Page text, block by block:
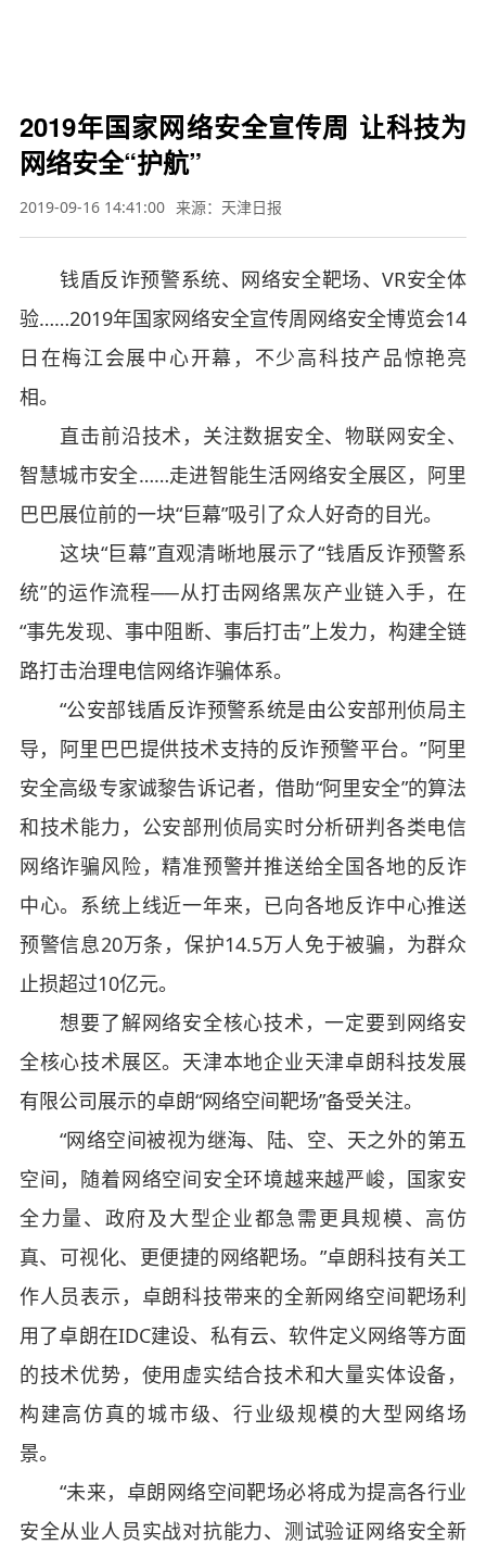
2019年国家网络安全宣传周 让科技为
网络安全“护航”
2019-09-16 14:41:00 来源：天津日报
钱盾反诈预警系统、网络安全靶场、VR安全体
验……2019年国家网络安全宣传周网络安全博览会14
日在梅江会展中心开幕，不少高科技产品惊艳亮
相。
直击前沿技术，关注数据安全、物联网安全、
智慧城市安全……走进智能生活网络安全展区，阿里
巴巴展位前的一块“巨幕”吸引了众人好奇的目光。
这块“巨幕”直观清晰地展示了“钱盾反诈预警系
统”的运作流程──从打击网络黑灰产业链入手，在
“事先发现、事中阻断、事后打击”上发力，构建全链
路打击治理电信网络诈骗体系。
“公安部钱盾反诈预警系统是由公安部刑侦局主
导，阿里巴巴提供技术支持的反诈预警平台。”阿里
安全高级专家诚黎告诉记者，借助“阿里安全”的算法
和技术能力，公安部刑侦局实时分析研判各类电信
网络诈骗风险，精准预警并推送给全国各地的反诈
中心。系统上线近一年来，已向各地反诈中心推送
预警信息20万条，保护14.5万人免于被骗，为群众
止损超过10亿元。
想要了解网络安全核心技术，一定要到网络安
全核心技术展区。天津本地企业天津卓朗科技发展
有限公司展示的卓朗“网络空间靶场”备受关注。
“网络空间被视为继海、陆、空、天之外的第五
空间，随着网络空间安全环境越来越严峻，国家安
全力量、政府及大型企业都急需更具规模、高仿
真、可视化、更便捷的网络靶场。”卓朗科技有关工
作人员表示，卓朗科技带来的全新网络空间靶场利
用了卓朗在IDC建设、私有云、软件定义网络等方面
的技术优势，使用虚实结合技术和大量实体设备，
构建高仿真的城市级、行业级规模的大型网络场
景。
“未来，卓朗网络空间靶场必将成为提高各行业
安全从业人员实战对抗能力、测试验证网络安全新